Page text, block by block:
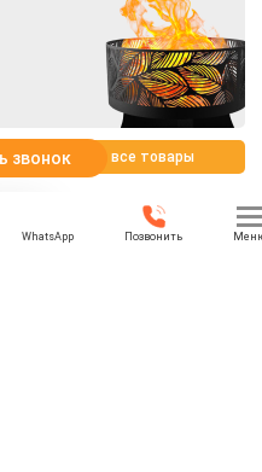
Смотреть все товары
звонок
WhatsApp Позвонить